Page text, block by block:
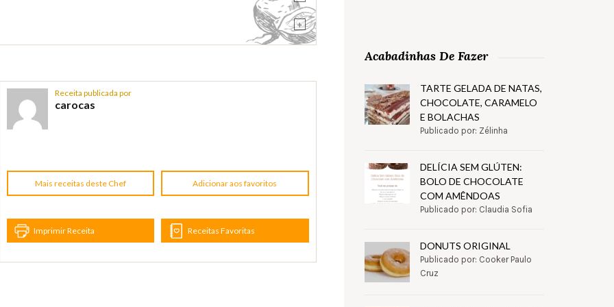
+
Receita publicada por
carocas
Mais receitas deste Chef Adicionar aos favoritos
Imprimir Receita Receitas Favoritas
Acabadinhas De Fazer
TARTE GELADA DE NATAS,
CHOCOLATE, CARAMELO
E BOLACHAS
Publicado por: Zélinha
DELÍCIA SEM GLÚTEN:
BOLO DE CHOCOLATE
COM AMÊNDOAS
Publicado por: Claudia Sofia
DONUTS ORIGINAL
Publicado por: Cooker Paulo
Cruz